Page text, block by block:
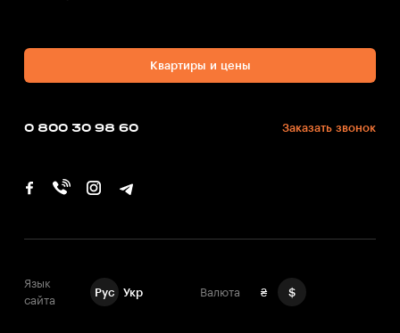
Квартиры и цены
0 800 30 98 60 Заказать звонок
Язык
сайта
Рус Укр Валюта ₴ $